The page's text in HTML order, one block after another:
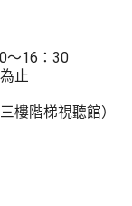
～16：30
止
樓階梯視聽館）